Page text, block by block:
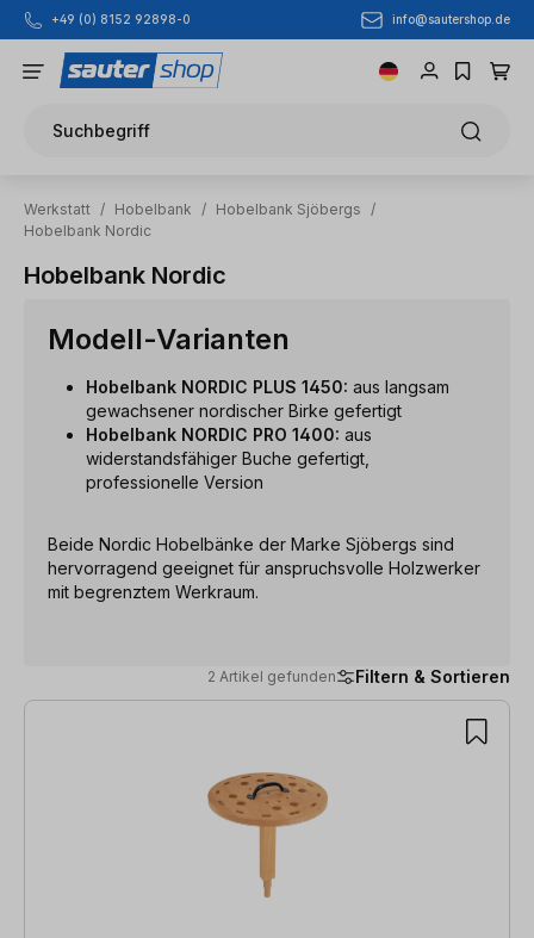
Zum Hauptinhalt springen
+49 (0) 8152 92898-0 info@sautershop.de
Suchbegriff
Werkstatt / Hobelbank / Hobelbank Sjöbergs
/
Hobelbank Nordic
Hobelbank Nordic
Modell-Varianten
Hobelbank NORDIC PLUS 1450: aus langsam
gewachsener nordischer Birke gefertigt
Hobelbank NORDIC PRO 1400: aus
widerstandsfähiger Buche gefertigt,
professionelle Version
Beide Nordic Hobelbänke der Marke Sjöbergs sind
hervorragend geeignet für anspruchsvolle Holzwerker
mit begrenztem Werkraum.
2 Artikel gefunden Filtern & Sortieren
2 Artikel gefunden